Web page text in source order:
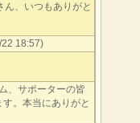
、いつもありがと
18:57)
、サポーターの皆
。本当にありがと